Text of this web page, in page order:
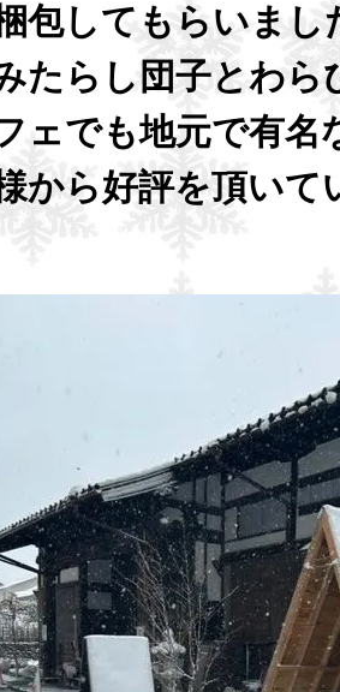
包してもらいまし
たらし団子とわら
ェでも地元で有名
から好評を頂いて